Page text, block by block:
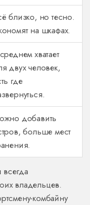
близко, но тесно.
на шкафах.
хватает
двух человек,
где
добавить
больше мест
всегда
владельцев.
комбайну